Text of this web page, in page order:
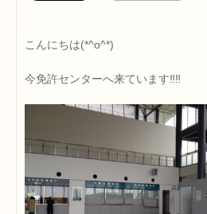
こんにちは(*^o^*)
今免許センターへ来ています‼‼